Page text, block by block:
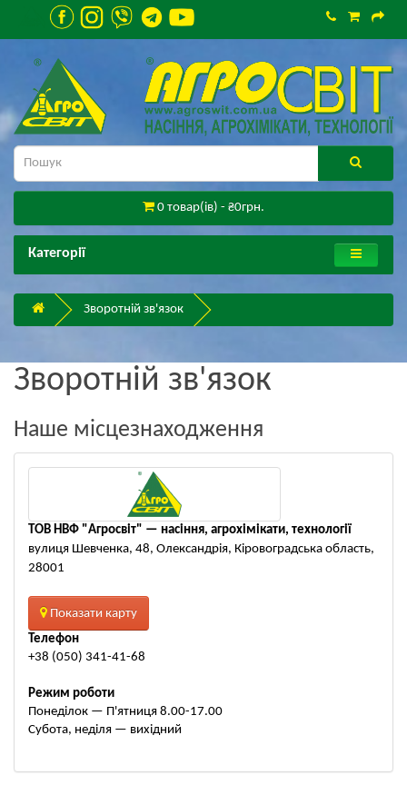
0 товар(ів) - ₴0грн.
Категорії
Зворотній зв'язок
Зворотній зв'язок
Наше місцезнаходження
ТОВ НВФ "Агросвіт" — насіння, агрохімікати, технології
вулиця Шевченка, 48, Олександрія, Кіровоградська область,
28001
Показати карту
Телефон
+38 (050) 341-41-68
Режим роботи
Понеділок — П'ятниця 8.00-17.00
Субота, неділя — вихідний